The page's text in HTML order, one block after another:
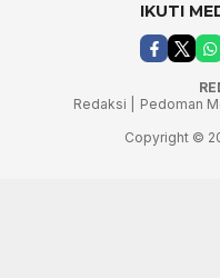
IKUTI
Redaksi |
Pedoman
Copyright ©